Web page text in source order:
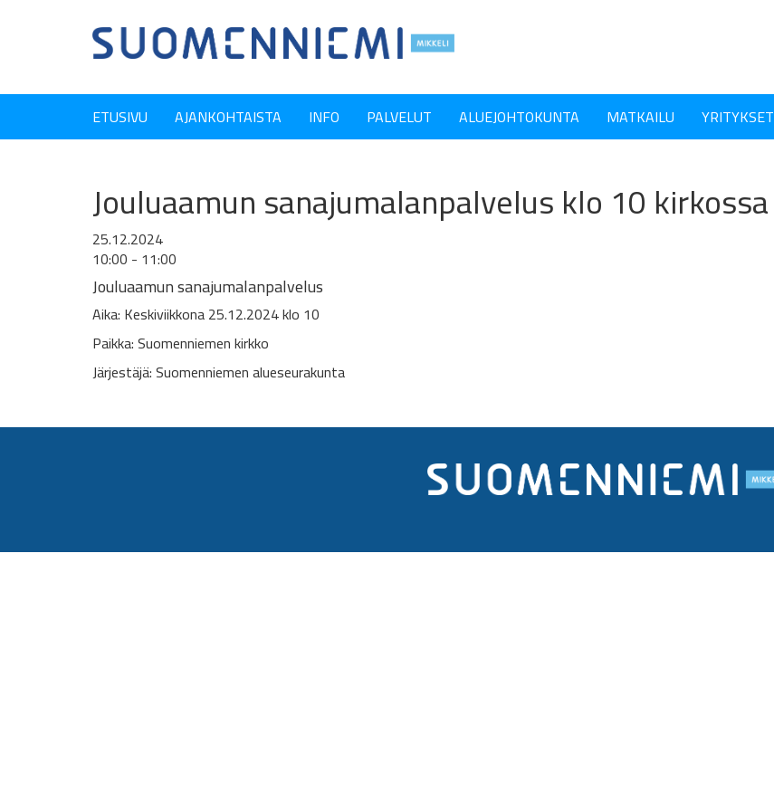
ETUSIVU AJANKOHTAISTA INFO PALVELUT ALUEJOHTOKUNTA MATKAILU YRITYKSET
Jouluaamun sanajumalanpalvelus klo 10 kirkossa
25.12.2024
10:00 - 11:00
Jouluaamun sanajumalanpalvelus
Aika: Keskiviikkona 25.12.2024 klo 10
Paikka: Suomenniemen kirkko
Järjestäjä: Suomenniemen alueseurakunta